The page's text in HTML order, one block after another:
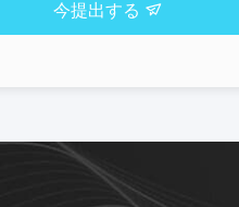
今提出する